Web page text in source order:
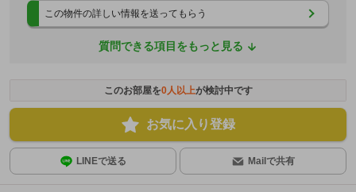
この物件の詳しい情報を送ってもらう
質問できる項目をもっと見る
このお部屋を0人以上が検討中です
お気に入り登録
LINEで送る Mailで共有